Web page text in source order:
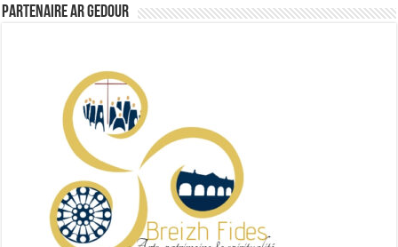
Partenaire Ar Gedour